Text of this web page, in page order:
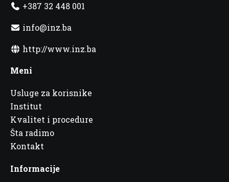
+387 32 448 001
info@inz.ba
http://www.inz.ba
Meni
Usluge za korisnike
Institut
Kvalitet i procedure
Šta radimo
Kontakt
Informacije